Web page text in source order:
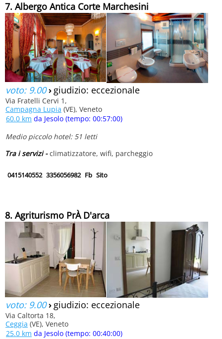
7. Albergo Antica Corte Marchesini
voto: 9.00› giudizio: eccezionale
Via Fratelli Cervi 1,
Campagna Lupia (VE), Veneto
60.0 km da Jesolo (tempo: 00:57:00)
Medio piccolo hotel: 51 letti
Tra i servizi -climatizzatore, wifi, parcheggio
0415140552 3356056982 Fb Sito
8. Agriturismo PrÀ D'arca
voto: 9.00› giudizio: eccezionale
Via Caltorta 18,
Ceggia (VE), Veneto
25.0 km da Jesolo (tempo: 00:40:00)